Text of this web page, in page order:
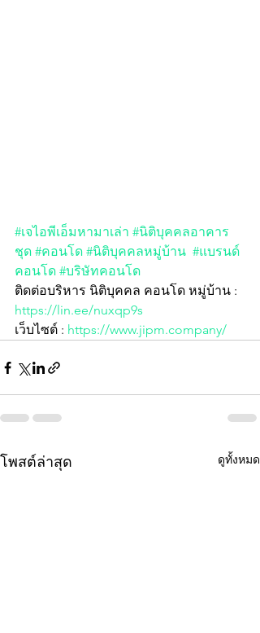
#เจไอพีเอ็มหามาเล่า #นิติบุคคลอาคาร
ชุด #คอนโด #นิติบุคคลหมู่บ้าน #แบรนด์
คอนโด #บริษัทคอนโด
ติดต่อบริหาร นิติบุคคล คอนโด หมู่บ้าน :
https://lin.ee/nuxqp9s
เว็บไซต์ : https://www.jipm.company/
โพสต์ล่าสุด ดูทั้งหมด